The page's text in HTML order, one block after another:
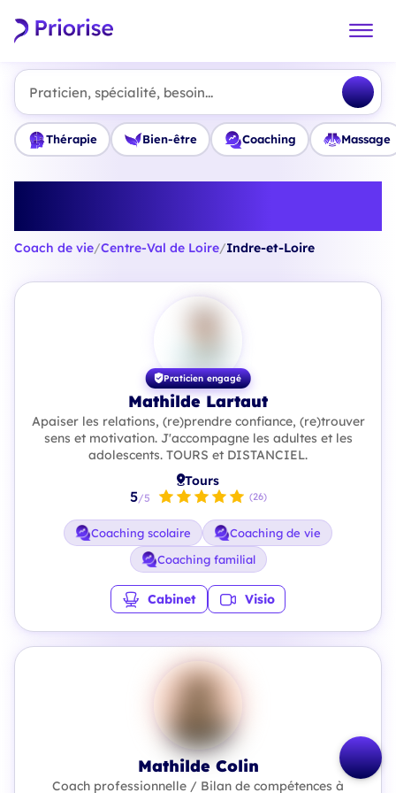
Praticien, spécialité, besoin...
Thérapie Bien-être Coaching Massage
Coach de vie/Centre-Val de Loire/Indre-et-Loire
Praticien engagé
Mathilde Lartaut
Apaiser les relations, (re)prendre confiance, (re)trouver
sens et motivation. J'accompagne les adultes et les
adolescents. TOURS et DISTANCIEL.
Tours
5/5 (26)
Coaching scolaire
Coaching de vie
Coaching familial
Cabinet Visio
Mathilde Colin
Coach professionnelle / Bilan de compétences à